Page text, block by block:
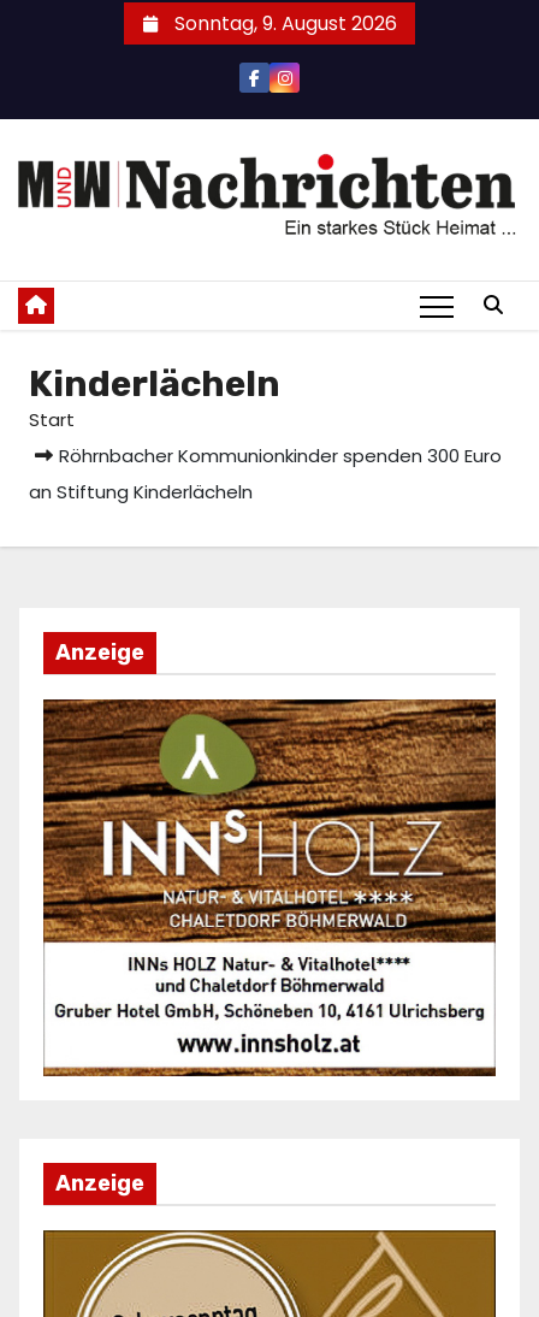
Sonntag, 9. August 2026
Kinderlächeln
Start
Röhrnbacher Kommunionkinder spenden 300 Euro
an Stiftung Kinderlächeln
Anzeige
Anzeige